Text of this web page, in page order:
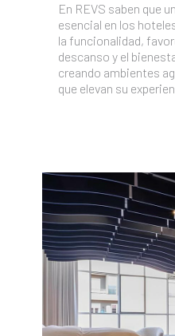
En REVS saben que
esencial en los
la funcionalidad,
descanso y el
creando ambientes
que elevan su